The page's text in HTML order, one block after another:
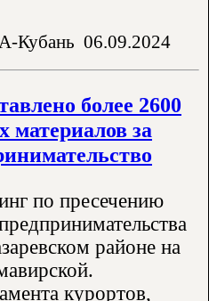
Кубань 06.09.2024
более 2600
материалов за
по пресечению
районе на
курортов,